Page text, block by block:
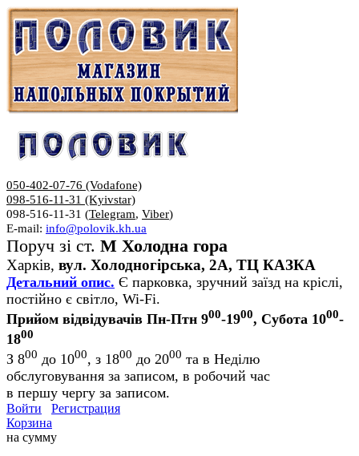
050-402-07-76 (Vodafone)
098-516-11-31 (Kyivstar)
098-516-11-31 (Telegram, Viber)
E-mail: info@polovik.kh.ua
Поруч зі ст. М Холодна гора
Харків, вул. Холодногірська, 2А, ТЦ КАЗКА
Детальний опис. Є парковка, зручний заїзд на кріслі,
постійно є світло, Wi-Fi.
Прийом відвідувачів Пн-Птн 900-1900, Субота 1000-
1800
З 800 до 1000, з 1800 до 2000 та в Неділю
обслуговування за записом, в робочий час
в першу чергу за записом.
Войти
Регистрация
Корзина
на сумму